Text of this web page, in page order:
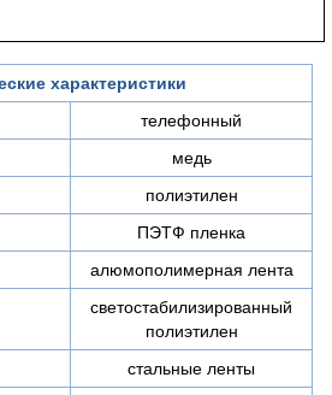
характеристики
телефонный
медь
полиэтилен
ПЭТФ пленка
алюмополимерная лента
светостабилизированный
полиэтилен
стальные ленты